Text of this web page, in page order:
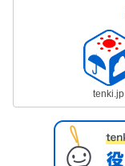
tenki.jp